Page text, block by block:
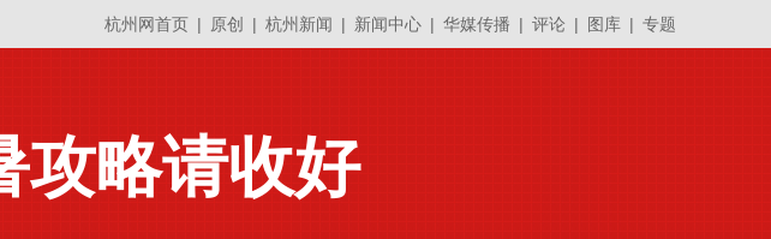
杭州网首页 | 原创 | 杭州新闻 | 新闻中心 | 华媒传播 | 评论 | 图库 | 专题
攻略请收好